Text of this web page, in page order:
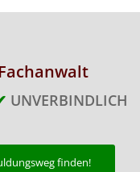
UNVERBINDLICH
finden!